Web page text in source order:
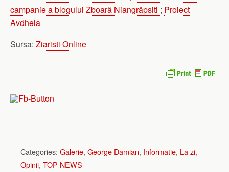
campanie a blogului Zboarâ Niangrâpsiti ; Proiect
Avdhela
Sursa: Ziaristi Online
Categories: Galerie, George Damian, Informatie, La zi,
Opinii, TOP NEWS